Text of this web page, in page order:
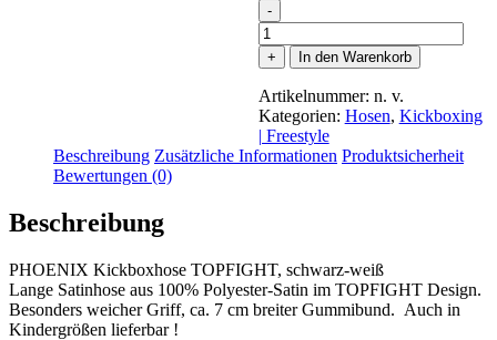
-
PHOENIX
Kickboxhose
TOPFIGHT,
schwarz-
weiß
Menge
+ In den Warenkorb
Artikelnummer: n. v.
Kategorien: Hosen, Kickboxing
| Freestyle
Beschreibung Zusätzliche Informationen Produktsicherheit
Bewertungen (0)
Beschreibung
PHOENIX Kickboxhose TOPFIGHT, schwarz-weiß
Lange Satinhose aus 100% Polyester-Satin im TOPFIGHT Design.
Besonders weicher Griff, ca. 7 cm breiter Gummibund. Auch in
Kindergrößen lieferbar !